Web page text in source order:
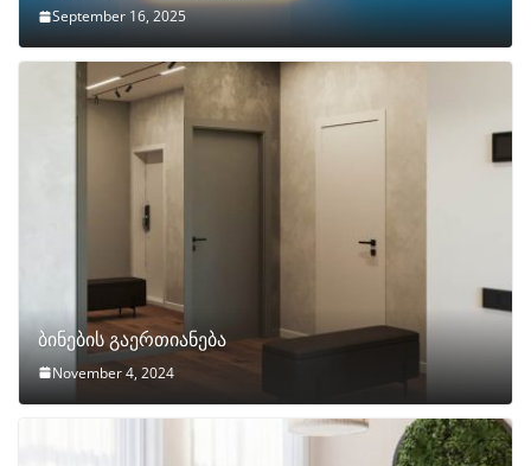
September 16, 2025
ბინების გაერთიანება
November 4, 2024